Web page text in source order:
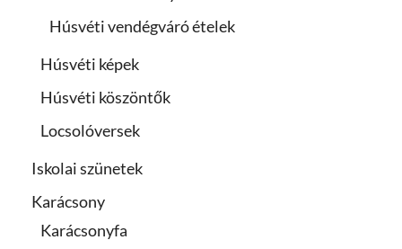
Húsvéti vendégváró ételek
Húsvéti képek
Húsvéti köszöntők
Locsolóversek
Iskolai szünetek
Karácsony
Karácsonyfa